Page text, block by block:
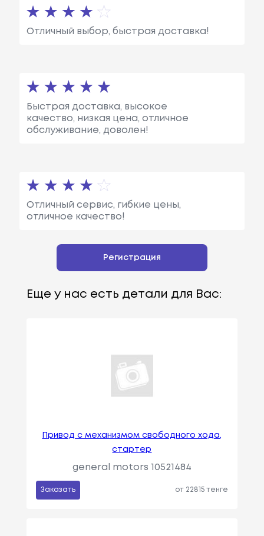
Отличный выбор, быстрая доставка!
Быстрая доставка, высокое
качество, низкая цена, отличное
обслуживание, доволен!
Отличный сервис, гибкие цены,
отличное качество!
Регистрация
Еще у нас есть детали для Вас:
Привод с механизмом свободного хода,
стартер
general motors 10521484
Заказать от 22815 тенге